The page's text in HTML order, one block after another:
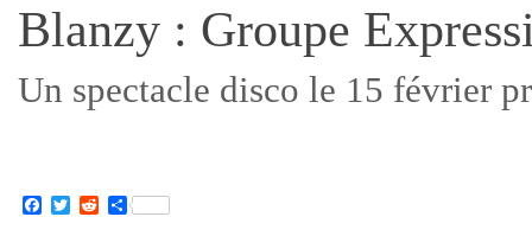
Blanzy : Groupe
Un spectacle disco le 15 février
Facebook
TwitterRedditPartager